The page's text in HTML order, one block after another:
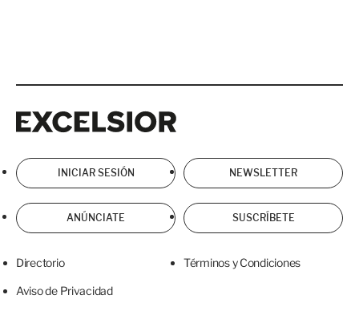
INICIAR SESIÓN NEWSLETTER
ANÚNCIATE SUSCRÍBETE
Directorio Términos y Condiciones
Aviso de Privacidad